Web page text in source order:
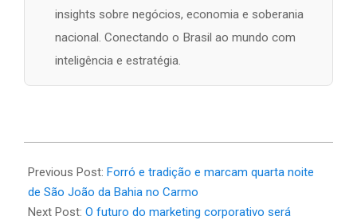
insights sobre negócios, economia e soberania
nacional. Conectando o Brasil ao mundo com
inteligência e estratégia.
06-
23
Previous Post: Forró e tradição e marcam quarta noite
de São João da Bahia no Carmo
Next Post: O futuro do marketing corporativo será